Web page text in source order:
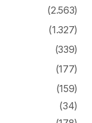
(2.563)
(1.327)
(339)
(177)
(159)
(34)